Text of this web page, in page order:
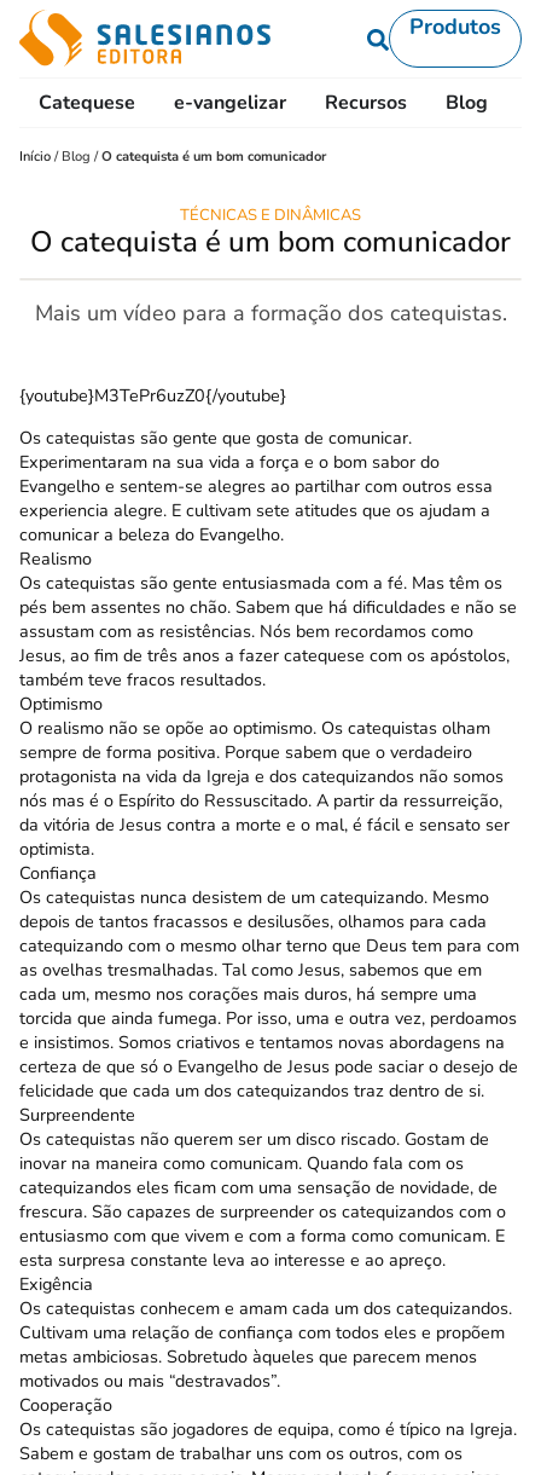
Produtos
Catequese e-vangelizar Recursos Blog
Início / Blog /O catequista é um bom comunicador
TÉCNICAS E DINÂMICAS
O catequista é um bom comunicador
Mais um vídeo para a formação dos catequistas.
{youtube}M3TePr6uzZ0{/youtube}
Os catequistas são gente que gosta de comunicar.
Experimentaram na sua vida a força e o bom sabor do
Evangelho e sentem-se alegres ao partilhar com outros essa
experiencia alegre. E cultivam sete atitudes que os ajudam a
comunicar a beleza do Evangelho.
Realismo
Os catequistas são gente entusiasmada com a fé. Mas têm os
pés bem assentes no chão. Sabem que há dificuldades e não se
assustam com as resistências. Nós bem recordamos como
Jesus, ao fim de três anos a fazer catequese com os apóstolos,
também teve fracos resultados.
Optimismo
O realismo não se opõe ao optimismo. Os catequistas olham
sempre de forma positiva. Porque sabem que o verdadeiro
protagonista na vida da Igreja e dos catequizandos não somos
nós mas é o Espírito do Ressuscitado. A partir da ressurreição,
da vitória de Jesus contra a morte e o mal, é fácil e sensato ser
optimista.
Confiança
Os catequistas nunca desistem de um catequizando. Mesmo
depois de tantos fracassos e desilusões, olhamos para cada
catequizando com o mesmo olhar terno que Deus tem para com
as ovelhas tresmalhadas. Tal como Jesus, sabemos que em
cada um, mesmo nos corações mais duros, há sempre uma
torcida que ainda fumega. Por isso, uma e outra vez, perdoamos
e insistimos. Somos criativos e tentamos novas abordagens na
certeza de que só o Evangelho de Jesus pode saciar o desejo de
felicidade que cada um dos catequizandos traz dentro de si.
Surpreendente
Os catequistas não querem ser um disco riscado. Gostam de
inovar na maneira como comunicam. Quando fala com os
catequizandos eles ficam com uma sensação de novidade, de
frescura. São capazes de surpreender os catequizandos com o
entusiasmo com que vivem e com a forma como comunicam. E
esta surpresa constante leva ao interesse e ao apreço.
Exigência
Os catequistas conhecem e amam cada um dos catequizandos.
Cultivam uma relação de confiança com todos eles e propõem
metas ambiciosas. Sobretudo àqueles que parecem menos
motivados ou mais “destravados”.
Cooperação
Os catequistas são jogadores de equipa, como é típico na Igreja.
Sabem e gostam de trabalhar uns com os outros, com os